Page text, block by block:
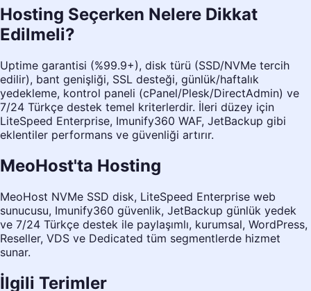
Hosting Seçerken Nelere Dikkat
Edilmeli?
Uptime garantisi (%99.9+), disk türü (SSD/NVMe tercih
edilir), bant genişliği, SSL desteği, günlük/haftalık
yedekleme, kontrol paneli (cPanel/Plesk/DirectAdmin) ve
7/24 Türkçe destek temel kriterlerdir. İleri düzey için
LiteSpeed Enterprise, Imunify360 WAF, JetBackup gibi
eklentiler performans ve güvenliği artırır.
MeoHost'ta Hosting
MeoHost NVMe SSD disk, LiteSpeed Enterprise web
sunucusu, Imunify360 güvenlik, JetBackup günlük yedek
ve 7/24 Türkçe destek ile paylaşımlı, kurumsal, WordPress,
Reseller, VDS ve Dedicated tüm segmentlerde hizmet
sunar.
İlgili Terimler